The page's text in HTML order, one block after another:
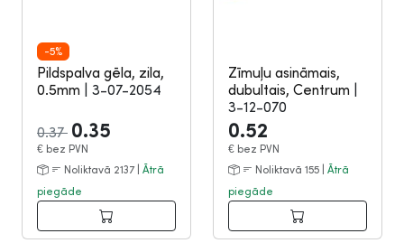
-5%
Pildspalva gēla, zila,
0.5mm
3-07-2054
0.37 0.35
€ bez PVN
Noliktavā 2137 | Ātrā
piegāde
Zīmuļu asināmais,
dubultais, Centrum
3-12-070
0.52
€ bez PVN
Noliktavā 155 | Ātrā
piegāde